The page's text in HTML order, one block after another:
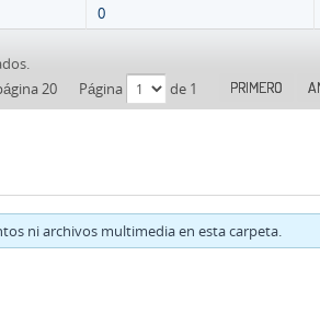
0
20
Página de 1 PRIMERO
ni archivos multimedia en esta carpeta.